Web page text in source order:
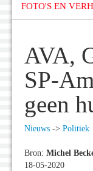
FOTO'S EN
AVA,
SP-
geen
Nieuws -> Politiek
Bron: Michel
18-05-2020